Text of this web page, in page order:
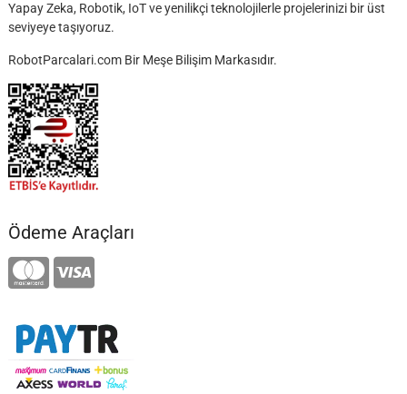
Yapay Zeka, Robotik, IoT ve yenilikçi teknolojilerle projelerinizi bir üst
seviyeye taşıyoruz.
RobotParcalari.com Bir Meşe Bilişim Markasıdır.
Ödeme Araçları